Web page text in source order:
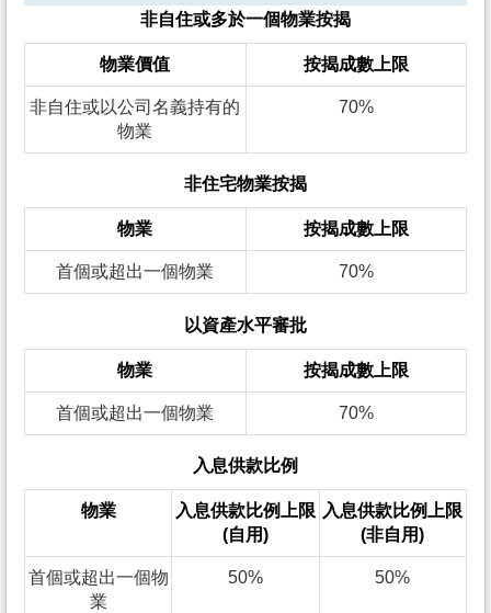
非自住或多於一個物業按揭
物業價值 按揭成數上限
非自住或以公司名義持有的
物業
70%
非住宅物業按揭
物業 按揭成數上限
首個或超出一個物業 70%
以資產水平審批
物業 按揭成數上限
首個或超出一個物業 70%
入息供款比例
物業
入息供款比例上限
(自用)
入息供款比例上限
(非自用)
首個或超出一個物
業
50% 50%